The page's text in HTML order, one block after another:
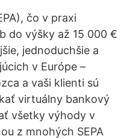
čo v praxi
do výšky až 15 000 €
jednoduchšie a
v Európe –
a vaši klienti sú
virtuálny bankový
všetky výhody v
z mnohých SEPA